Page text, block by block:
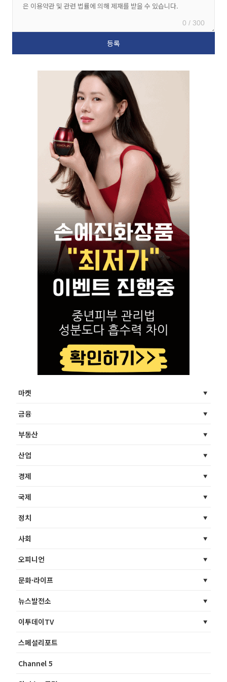
0 / 300
마켓
금융
부동산
산업
경제
국제
정치
사회
오피니언
문화·라이프
뉴스발전소
이투데이TV
스페셜리포트
Channel 5